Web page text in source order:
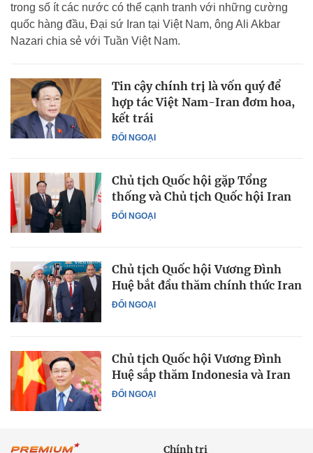
trong số ít các nước có thể cạnh tranh với những cường
quốc hàng đầu, Đại sứ Iran tại Việt Nam, ông Ali Akbar
Nazari chia sẻ với Tuần Việt Nam.
ĐỐI NGOẠI
Tin cậy chính trị là vốn quý để
hợp tác Việt Nam-Iran đơm hoa,
kết trái
ĐỐI NGOẠI
Chủ tịch Quốc hội gặp Tổng
thống và Chủ tịch Quốc hội Iran
ĐỐI NGOẠI
Chủ tịch Quốc hội Vương Đình
Huệ bắt đầu thăm chính thức Iran
ĐỐI NGOẠI
Chủ tịch Quốc hội Vương Đình
Huệ sắp thăm Indonesia và Iran
Chính trị